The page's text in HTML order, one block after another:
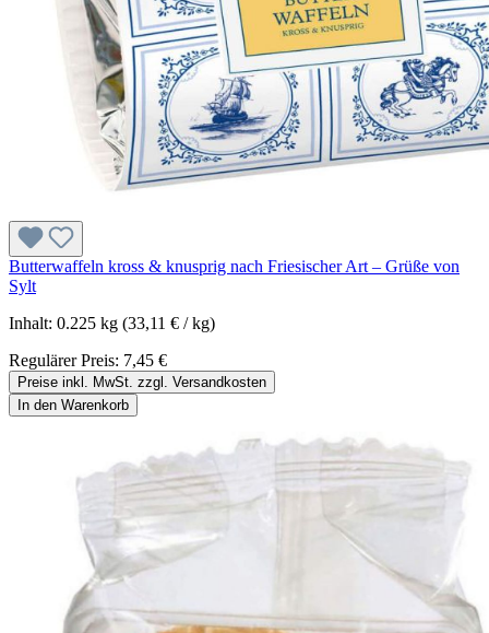
Butterwaffeln kross & knusprig nach Friesischer Art – Grüße von
Sylt
Inhalt: 0.225 kg (33,11 € / kg)
Regulärer Preis: 7,45 €
Preise inkl. MwSt. zzgl. Versandkosten
In den Warenkorb